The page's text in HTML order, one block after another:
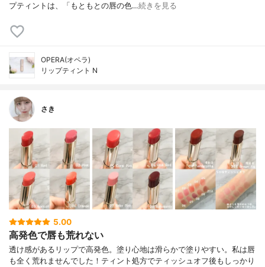
プティントは、「もともとの唇の色…続きを見る
OPERA(オペラ)
リップティント N
さき
5.00
高発色で唇も荒れない
透け感があるリップで高発色。塗り心地は滑らかで塗りやすい。 私は唇
も全く荒れませんでした！ ティント処方でティッシュオフ後もしっかり